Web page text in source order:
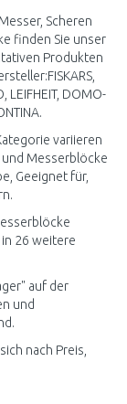
Scheren
finden Sie unser
Produkten
LEIFHEIT, DOMO-
variieren
und Messerblöcke
Geeignet für,
26 weitere
auf der
und
nach Preis,